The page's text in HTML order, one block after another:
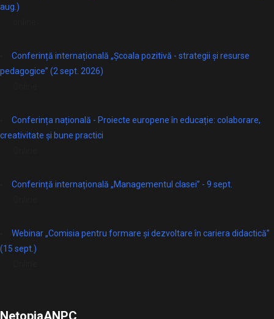
aug.)
Conferință internațională „Școala pozitivă - strategii și resurse
pedagogice” (2 sept. 2026)
Conferința națională - Proiecte europene în educație: colaborare,
creativitate și bune practici
Conferință internațională „Managementul clasei” - 9 sept.
Webinar „Comisia pentru formare și dezvoltare în cariera didactică”
(15 sept.)